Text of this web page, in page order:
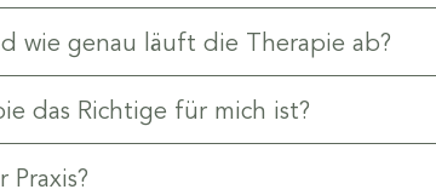
wie genau läuft die Therapie ab?
das Richtige für mich ist?